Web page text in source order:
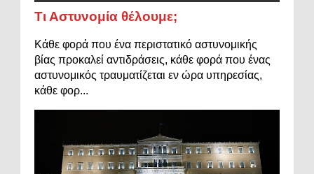
Τι Αστυνομία θέλουμε;
Κάθε φορά που ένα περιστατικό αστυνομικής
βίας προκαλεί αντιδράσεις, κάθε φορά που ένας
αστυνομικός τραυματίζεται εν ώρα υπηρεσίας,
κάθε φορ...